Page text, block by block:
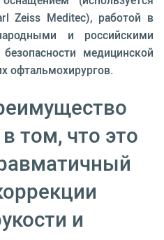
Zeiss Meditec), работой в
и российскими
медицинской
офтальмохирургов.
том, что это
и